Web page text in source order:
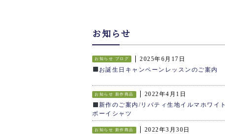
お知らせ
お知らせ ブログ
2025年6月17日
お誕生日キャンペーンレッスンのご案内
お知らせ 新作商品
2022年4月1日
新作のご案内/リバティ生地イルマホワイト
ボーイシャツ
お知らせ 新作商品
2022年3月30日